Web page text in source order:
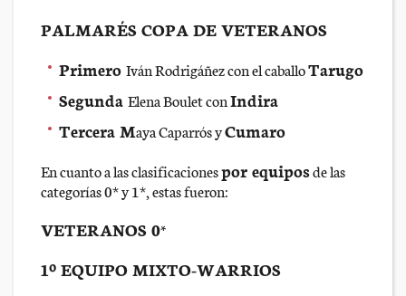
PALMARÉS COPA DE VETERANOS
Primero Iván Rodrigáñez con el caballoTarugo
Segunda Elena Boulet conIndira
Tercera Maya Caparrós yCumaro
En cuanto a las clasificacionespor equiposde las
categorías 0* y 1*, estas fueron:
VETERANOS 0*
1º EQUIPO MIXTO-WARRIOS